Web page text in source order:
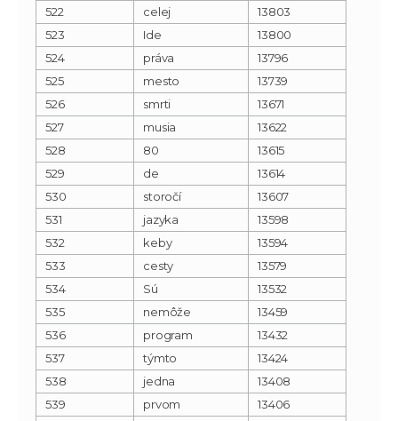
522
celej
13803
523
Ide
13800
524
práva
13796
525
mesto
13739
526
smrti
13671
527
musia
13622
528
80
13615
529
de
13614
530
storočí
13607
531
jazyka
13598
532
keby
13594
533
cesty
13579
534
Sú
13532
535
nemôže
13459
536
program
13432
537
týmto
13424
538
jedna
13408
539
prvom
13406